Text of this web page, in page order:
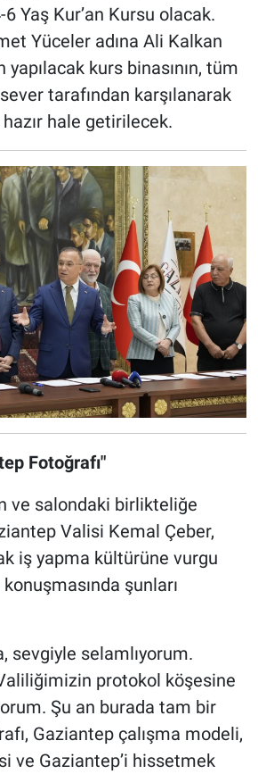
Yaş Kur’an Kursu olacak.
Yüceler adına Ali Kalkan
yapılacak kurs binasının, tüm
tarafından karşılanarak
hale getirilecek.
Fotoğrafı"
ve salondaki birlikteliğe
Valisi Kemal Çeber,
iş yapma kültürüne vurgu
şunları
sevgiyle selamlıyorum.
protokol köşesine
Şu an burada tam bir
Gaziantep çalışma modeli,
ve Gaziantep’i hissetmek